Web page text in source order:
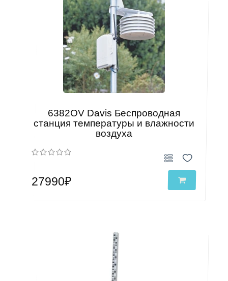
6382OV Davis Беспроводная
станция температуры и влажности
воздуха
27990₽